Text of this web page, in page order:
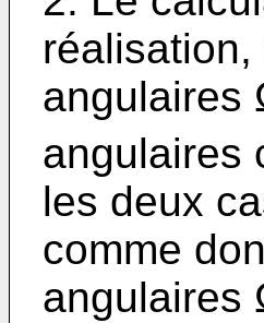
angulaires
angulaires
les deux
comme
angulaires